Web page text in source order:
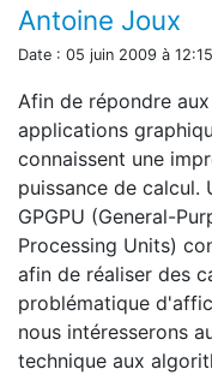
Antoine Joux
Date : 05 juin 2009 à
Afin de répondre
applications
connaissent une
puissance de calcul.
GPGPU (General-
Processing Units)
afin de réaliser des
problématique
nous intéresserons
technique aux